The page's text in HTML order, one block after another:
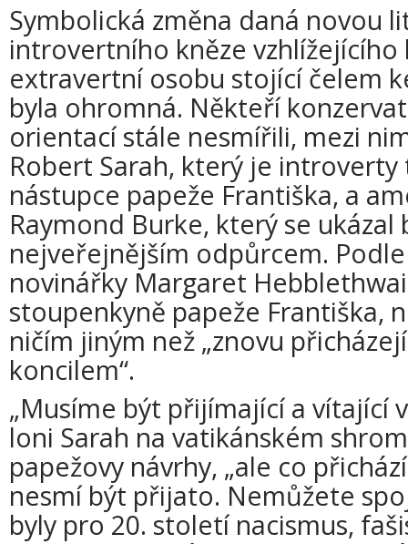
Symbolická změna daná novou
introvertního kněze vzhlížejícího
extravertní osobu stojící čelem
byla ohromná. Někteří
orientací stále nesmířili, mezi
Robert Sarah, který je
nástupce papeže Františka, a
Raymond Burke, který se
nejveřejnějším odpůrcem.
novinářky Margaret
stoupenkyně papeže Františka,
ničím jiným než „znovu
koncilem“.
„Musíme být přijímající a vítající
loni Sarah na vatikánském
papežovy návrhy, „ale co
nesmí být přijato. Nemůžete
byly pro 20. století nacismus,